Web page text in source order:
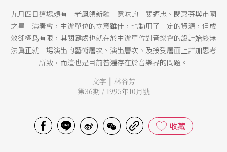
九月四日這場頗有「老鳳領新雛」意味的「關迺忠、閔惠芬與市國
之星」演奏會，主辦單位的立意雖佳，也動用了一定的資源，但成
效卻極爲有限，其關鍵處也就在於主辦單位對音樂會的設計始終無
法眞正就一場演出的藝術層次、演出層次、及接受層面上詳加思考
所致，而這也是目前普遍存在於音樂界的問題。
文字 | 林谷芳
第36期 / 1995年10月號
收藏